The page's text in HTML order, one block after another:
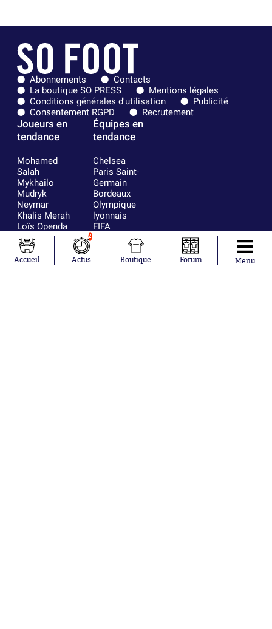
Abonnements
Contacts
La boutique SO PRESS
Mentions légales
Conditions générales d'utilisation
Publicité
Consentement RGPD
Recrutement
Joueurs en
tendance
Mohamed
Salah
Mykhailo
Mudryk
Neymar
Khalis Merah
Loïs Openda
Moussa
Niakhaté
Nicolás
Équipes en
tendance
Chelsea
Paris Saint-
Germain
Bordeaux
Olympique
lyonnais
FIFA
Real Madrid
RC Strasbourg
AC Milan
Accueil
2
Actus Boutique Forum Menu